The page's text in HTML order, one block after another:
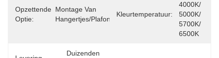
Opzettende
Optie:
Montage Van
Hangertjes/plafondmontage
Kleurtemperatuur:
4000K/
5000K/
5700K/
6500K
Duizenden